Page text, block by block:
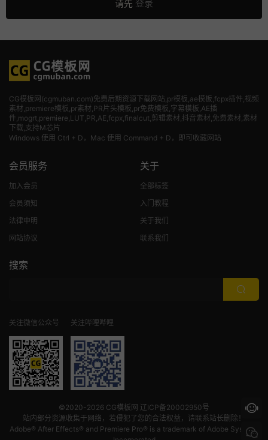
请先 登录
CG模板网(cgmuban.com)免费后期资源下载网站,pr模板,ae模板,fcpx插件,视频
素材 ,premiere模板,pr素材,PR片头模板,pr免费模板,字幕模板,AE插
件,mogrt,premiere,LUT,PR,AE,fcpx,finalcut,剪辑素材,抖音素材,免费素材,素材
下载,支持M芯片
Windows 使用 Ctrl + D，Mac 使用 Command + D，即可收藏网站
会员服务
加入会员
会员须知
法律申明
网站协议
关于
全部标签
入门教程
关于我们
联系我们
搜索
关注微信公众号 关注哔哩哔哩
©2020-2026 CG模板网 辽ICP备20002950号
站内部分资源收集于网络，若侵犯了您的合法权益，请联系站长删除！
Adobe® After Effects® and Premiere Pro® is a trademark of Adobe Systems